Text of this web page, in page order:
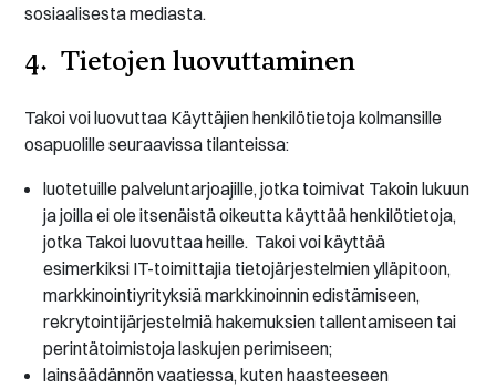
sosiaalisesta mediasta.
4. Tietojen luovuttaminen
Takoi voi luovuttaa Käyttäjien henkilötietoja kolmansille
osapuolille seuraavissa tilanteissa:
luotetuille palveluntarjoajille, jotka toimivat Takoin lukuun
ja joilla ei ole itsenäistä oikeutta käyttää henkilötietoja,
jotka Takoi luovuttaa heille. Takoi voi käyttää
esimerkiksi IT-toimittajia tietojärjestelmien ylläpitoon,
markkinointiyrityksiä markkinoinnin edistämiseen,
rekrytointijärjestelmiä hakemuksien tallentamiseen tai
perintätoimistoja laskujen perimiseen;
lainsäädännön vaatiessa, kuten haasteeseen